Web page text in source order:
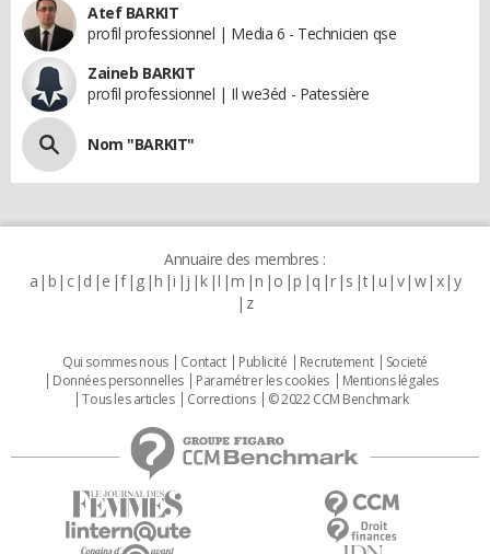
Atef BARKIT
profil professionnel | Media 6 - Technicien qse
Zaineb BARKIT
profil professionnel | Il we3éd - Patessière
Nom "BARKIT"
Annuaire des membres :
a b c d e f g h i j k l m n o p q r s t u v w x y
z
Qui sommes nous Contact Publicité Recrutement
Societé
Données personnelles
Paramétrer les cookies
Mentions légales
Tous les articles
Corrections © 2022 CCM Benchmark